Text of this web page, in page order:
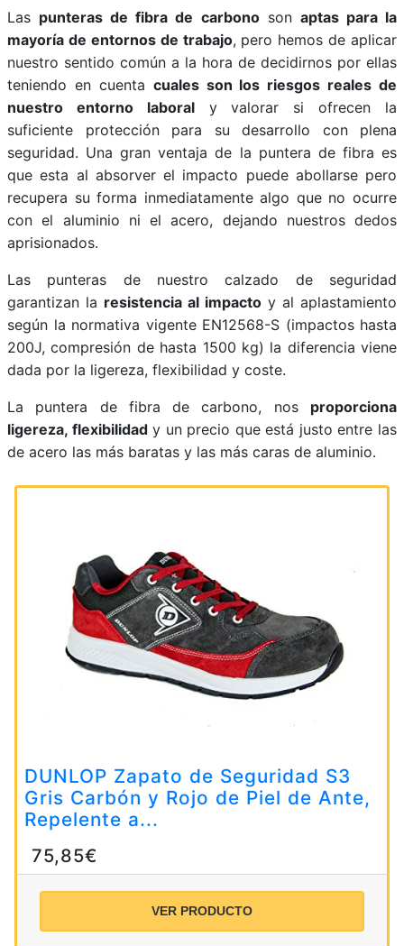
Las punteras de fibra de carbonoson aptas para la
mayoría de entornos de trabajo, pero hemos de aplicar
nuestro sentido común a la hora de decidirnos por ellas
teniendo en cuenta cuales son los riesgos reales de
nuestro entorno laboraly valorar si ofrecen la
suficiente protección para su desarrollo con plena
seguridad. Una gran ventaja de la puntera de fibra es
que esta al absorver el impacto puede abollarse pero
recupera su forma inmediatamente algo que no ocurre
con el aluminio ni el acero, dejando nuestros dedos
aprisionados.
Las punteras de nuestro calzado de seguridad
garantizan la resistencia al impacto y al aplastamiento
según la normativa vigente EN12568-S (impactos hasta
200J, compresión de hasta 1500 kg) la diferencia viene
dada por la ligereza, flexibilidad y coste.
La puntera de fibra de carbono, nos proporciona
ligereza, flexibilidady un precio que está justo entre las
de acero las más baratas y las más caras de aluminio.
DUNLOP Zapato de Seguridad S3
Gris Carbón y Rojo de Piel de Ante,
Repelente a...
75,85€
VER PRODUCTO